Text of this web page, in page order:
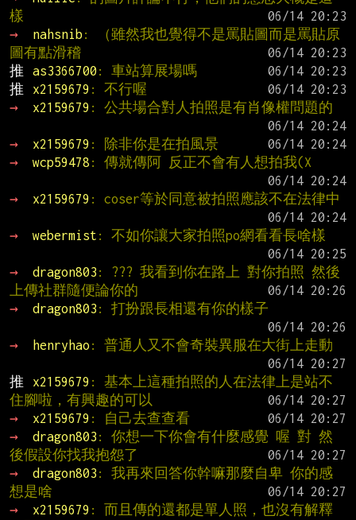
樣
→
nahsnib : （雖然我也覺得不是罵貼圖而是罵貼原
圖有點滑稽
推
as3366700 : 車站算展場嗎
推
x2159679 : 不行喔
→
x2159679 : 公共場合對人拍照是有肖像權問題的
→
x2159679 : 除非你是在拍風景
→
wcp59478 : 傳就傳阿 反正不會有人想拍我(X
→
x2159679 : coser等於同意被拍照應該不在法律中
→
webermist : 不如你讓大家拍照po網看看長啥樣
→
dragon803 : ??? 我看到你在路上 對你拍照 然後
上傳社群隨便論你的
→
dragon803 : 打扮跟長相還有你的樣子
→
henryhao : 普通人又不會奇裝異服在大街上走動
推
x2159679 : 基本上這種拍照的人在法律上是站不
住腳啦，有興趣的可以
→
x2159679 : 自己去查查看
→
dragon803 : 你想一下你會有什麼感覺 喔 對 然
後假設你找我抱怨了
→
dragon803 : 我再來回答你幹嘛那麼自卑 你的感
想是啥
→
x2159679 : 而且傳的還都是單人照，也沒有解釋